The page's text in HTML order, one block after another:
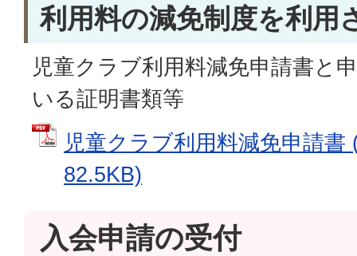
利用料の減免制度を利用
児童クラブ利用料減免申請書と
いる証明書類等
児童クラブ利用料減免申請
82.5KB)
入会申請の受付